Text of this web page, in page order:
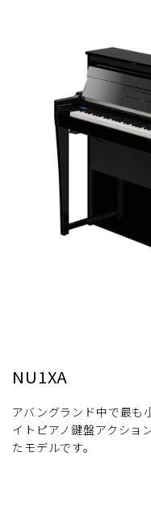
NU1XA
アバングランド中で最も
イトピアノ鍵盤アクショ
たモデルです。